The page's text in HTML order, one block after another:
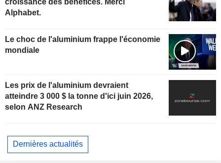
croissance des bénéfices. Merci
Alphabet.
Le choc de l'aluminium frappe l'économie
mondiale
Les prix de l'aluminium devraient
atteindre 3 000 $ la tonne d'ici juin 2026,
selon ANZ Research
Dernières actualités